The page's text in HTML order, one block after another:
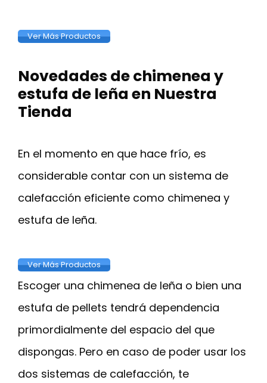
Ver Más Productos
Novedades de chimenea y
estufa de leña en Nuestra
Tienda
En el momento en que hace frío, es
considerable contar con un sistema de
calefacción eficiente como chimenea y
estufa de leña.
Ver Más Productos
Escoger una chimenea de leña o bien una
estufa de pellets tendrá dependencia
primordialmente del espacio del que
dispongas. Pero en caso de poder usar los
dos sistemas de calefacción, te